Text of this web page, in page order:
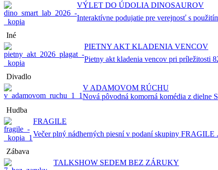
VÝLET DO ÚDOLIA DINOSAUROV
Interaktívne podujatie pre verejnosť s
Iné
PIETNY AKT KLADENIA VENCOV
Pietny akt kladenia vencov pri príležitosti
Divadlo
V ADAMOVOM RÚCHU
Nová pôvodná komorná komédia z dielne
Hudba
FRAGILE
Večer plný nádherných piesní v podaní skupiny FRAGILE
Zábava
TALKSHOW SEDEM BEZ ZÁRUKY